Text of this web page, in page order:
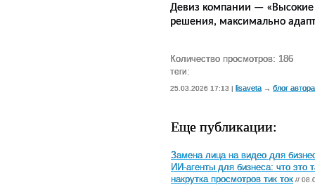
Девиз компании — «Высокие
решения, максимально
Количество просмотров: 186
теги:
25.03.2026 17:13 | lisaveta → блог автора
Еще публикации:
Замена лица на видео для
ИИ-агенты для бизнеса: что это
накрутка просмотров тик ток //